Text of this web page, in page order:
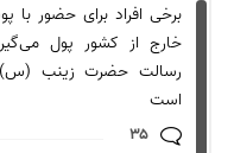
برخی افراد برای حضور با
خارج از کشور پول
رسالت حضرت زینب (س)
است
۳۵